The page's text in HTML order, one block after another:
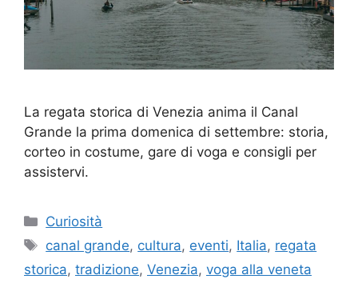
La regata storica di Venezia anima il Canal
Grande la prima domenica di settembre: storia,
corteo in costume, gare di voga e consigli per
assistervi.
Categorie
Curiosità
Tag
canal grande, cultura, eventi, Italia, regata
storica, tradizione, Venezia, voga alla veneta